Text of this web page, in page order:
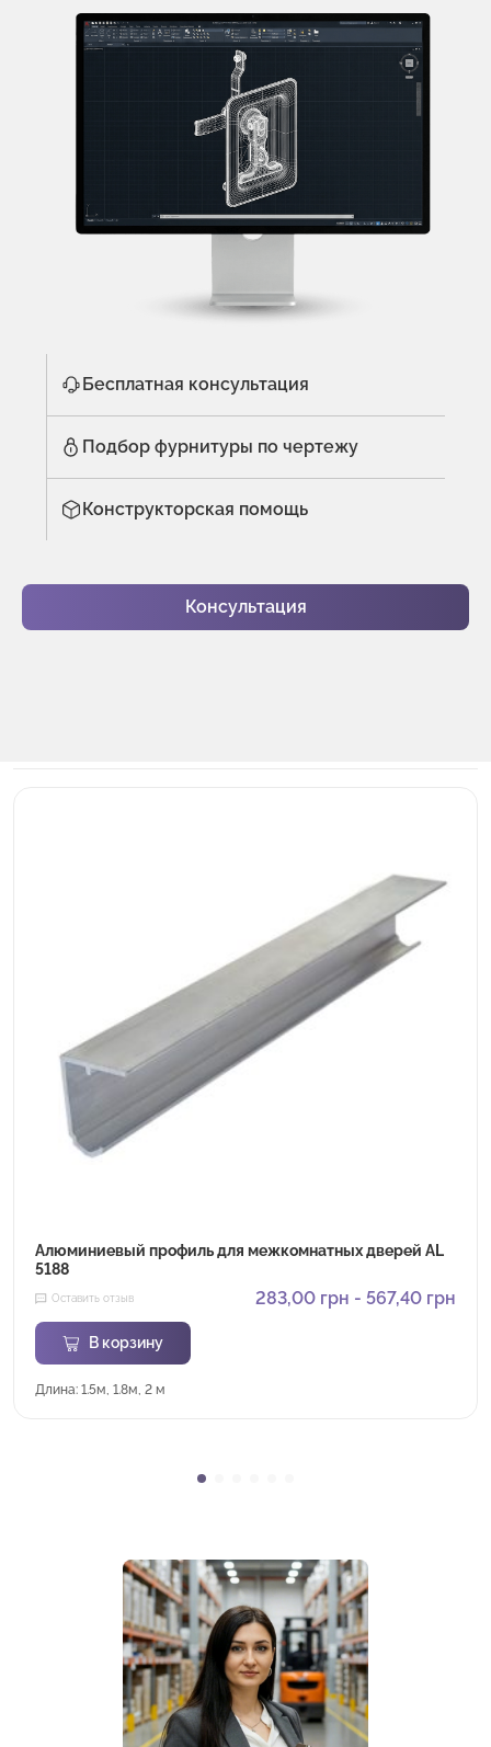
Бесплатная консультация
Подбор фурнитуры по чертежу
Конструкторская помощь
Консультация
Алюминиевый профиль для межкомнатных дверей AL
5188
Оставить отзыв 283,00 грн - 567,40 грн
В корзину
Длина: 1.5м, 1.8м, 2 м